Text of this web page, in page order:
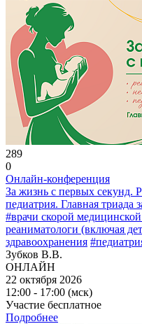
289
0
Онлайн-конференция
За жизнь с первых секунд.
педиатрия. Главная триада
#врачи скорой
реаниматологи (включая
здравоохранения
Зубков В.В.
ОНЛАЙН
22 октября 2026
12:00 - 17:00 (мск)
Участие бесплатное
Подробнее